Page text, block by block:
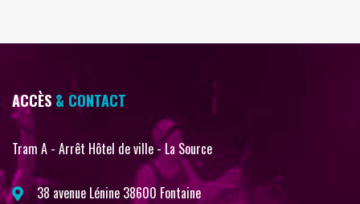
ACCÈS & CONTACT
Tram A - Arrêt Hôtel de ville - La Source
38 avenue Lénine 38600 Fontaine